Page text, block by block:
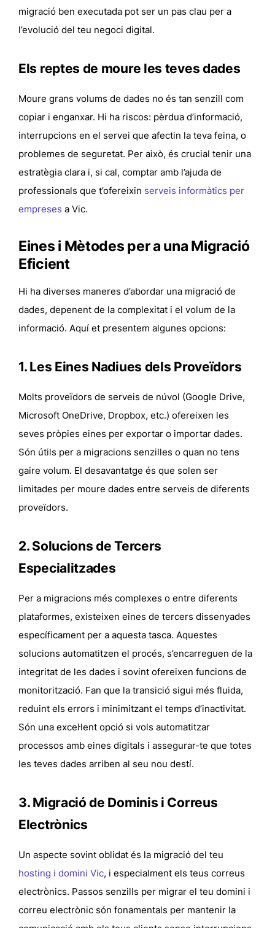
migració ben executada pot ser un pas clau per a
l’evolució del teu negoci digital.
Els reptes de moure les teves dades
Moure grans volums de dades no és tan senzill com
copiar i enganxar. Hi ha riscos: pèrdua d’informació,
interrupcions en el servei que afectin la teva feina, o
problemes de seguretat. Per això, és crucial tenir una
estratègia clara i, si cal, comptar amb l’ajuda de
professionals que t’ofereixin serveis informàtics per
empreses a Vic.
Eines i Mètodes per a una Migració
Eficient
Hi ha diverses maneres d’abordar una migració de
dades, depenent de la complexitat i el volum de la
informació. Aquí et presentem algunes opcions:
1. Les Eines Nadiues dels Proveïdors
Molts proveïdors de serveis de núvol (Google Drive,
Microsoft OneDrive, Dropbox, etc.) ofereixen les
seves pròpies eines per exportar o importar dades.
Són útils per a migracions senzilles o quan no tens
gaire volum. El desavantatge és que solen ser
limitades per moure dades entre serveis de diferents
proveïdors.
2. Solucions de Tercers
Especialitzades
Per a migracions més complexes o entre diferents
plataformes, existeixen eines de tercers dissenyades
específicament per a aquesta tasca. Aquestes
solucions automatitzen el procés, s’encarreguen de la
integritat de les dades i sovint ofereixen funcions de
monitorització. Fan que la transició sigui més fluida,
reduint els errors i minimitzant el temps d’inactivitat.
Són una excel·lent opció si vols automatitzar
processos amb eines digitals i assegurar-te que totes
les teves dades arriben al seu nou destí.
3. Migració de Dominis i Correus
Electrònics
Un aspecte sovint oblidat és la migració del teu
hosting i domini Vic, i especialment els teus correus
electrònics. Passos senzills per migrar el teu domini i
correu electrònic són fonamentals per mantenir la